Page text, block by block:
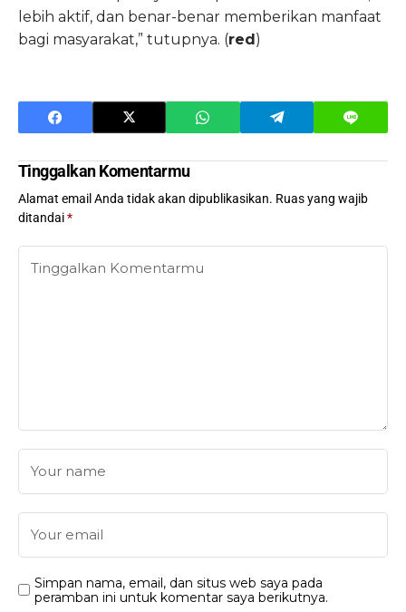
lebih aktif, dan benar-benar memberikan manfaat
bagi masyarakat,” tutupnya. (red)
Tinggalkan Komentarmu
Alamat email Anda tidak akan dipublikasikan. Ruas yang wajib
ditandai*
Simpan nama, email, dan situs web saya pada
peramban ini untuk komentar saya berikutnya.